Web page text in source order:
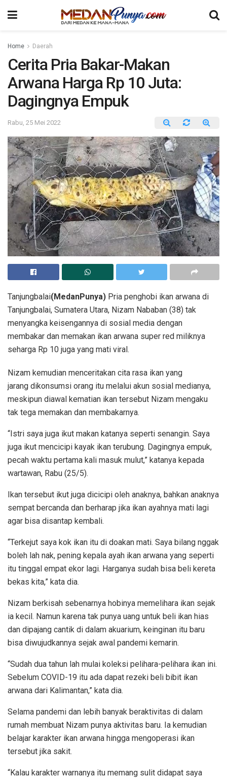
Home Daerah
Cerita Pria Bakar-Makan
Arwana Harga Rp 10 Juta:
Dagingnya Empuk
Rabu, 25 Mei 2022
Tanjungbalai(MedanPunya) Pria penghobi ikan arwana di
Tanjungbalai, Sumatera Utara, Nizam Nababan (38) tak
menyangka keisengannya di sosial media dengan
membakar dan memakan ikan arwana super red miliknya
seharga Rp 10 juga yang mati viral.
Nizam kemudian menceritakan cita rasa ikan yang
jarang dikonsumsi orang itu melalui akun sosial medianya,
meskipun diawal kematian ikan tersebut Nizam mengaku
tak tega memakan dan membakarnya.
“Istri saya juga ikut makan katanya seperti senangin. Saya
juga ikut mencicipi kayak ikan terubung. Dagingnya empuk,
pecah waktu pertama kali masuk mulut,” katanya kepada
wartawan, Rabu (25/5).
Ikan tersebut ikut juga dicicipi oleh anaknya, bahkan anaknya
sempat bercanda dan berharap jika ikan ayahnya mati lagi
agar bisa disantap kembali.
“Terkejut saya kok ikan itu di doakan mati. Saya bilang nggak
boleh lah nak, pening kepala ayah ikan arwana yang seperti
itu tinggal empat ekor lagi. Harganya sudah bisa beli kereta
bekas kita,” kata dia.
Nizam berkisah sebenarnya hobinya memelihara ikan sejak
ia kecil. Namun karena tak punya uang untuk beli ikan hias
dan dipajang cantik di dalam akuarium, keinginan itu baru
bisa diwujudkannya sejak awal pandemi kemarin.
“Sudah dua tahun lah mulai koleksi pelihara-pelihara ikan ini.
Sebelum COVID-19 itu ada dapat rezeki beli bibit ikan
arwana dari Kalimantan,” kata dia.
Selama pandemi dan lebih banyak beraktivitas di dalam
rumah membuat Nizam punya aktivitas baru. Ia kemudian
belajar karakter ikan arwana hingga mengoperasi ikan
tersebut jika sakit.
“Kalau karakter warnanya itu memang sulit didapat saya